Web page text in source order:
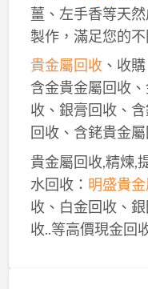
薑、左手香等天
製作，滿足您的不
貴金屬回收、收購
含金貴金屬回收
收、銀膏回收、
回收、含銠貴金
貴金屬回收,精煉,
水回收： 明盛貴
收、白金回收、
收..等高價現金回